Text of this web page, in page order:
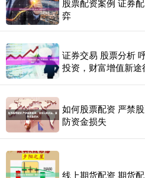
股票配资案例 证券
弈
证券交易 股票分析
投资，财富增值新途
如何股票配资 严禁
防资金损失
线上期货配资 期货